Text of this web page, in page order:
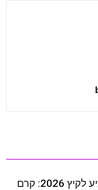
מותג הטיפוח Kiehl’s מציע לקיץ 2026: קרם